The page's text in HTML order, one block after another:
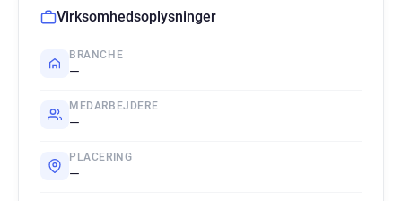
Virksomhedsoplysninger
BRANCHE
—
MEDARBEJDERE
—
PLACERING
—